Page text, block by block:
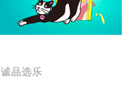
诚品选乐